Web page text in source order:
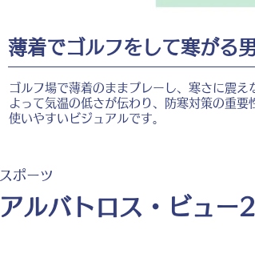
薄着でゴルフをして寒がる
ゴルフ場で薄着のままプレーし、寒さに震
よって気温の低さが伝わり、防寒対策の重
使いやすいビジュアルです。
スポーツ
アルバトロス・ビュ